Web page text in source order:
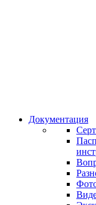
Документация